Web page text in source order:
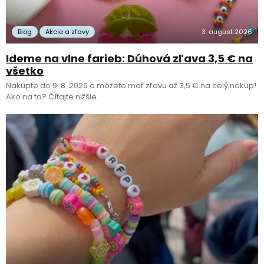
Blog Akcie a zľavy 3. august 2026
Ideme na vlne farieb: Dúhová zľava 3,5 € na
všetko
Nakúpte do 9. 8. 2026 a môžete mať zľavu až 3,5 € na celý nákup!
Ako na to? Čítajte nižšie.